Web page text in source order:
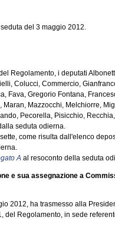
del 3 maggio 2012.
Regolamento, i deputati
Colucci, Commercio,
Fava, Gregorio Fontana,
Mazzocchi, Melchiorre,
Pecorella, Pisicchio,
seduta odierna.
come risulta dall'elenco
A al resoconto della seduta
e sua assegnazione a
2012, ha trasmesso alla
del Regolamento, in sede